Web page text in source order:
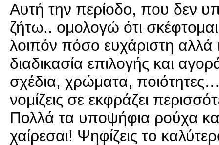
Αυτή την περίοδο, που δεν
ζήτω.. ομολογώ ότι
λοιπόν πόσο ευχάριστη
διαδικασία επιλογής και
σχέδια, χρώματα, ποιότητες…
νομίζεις σε εκφράζει
Πολλά τα υποψήφια ρούχα
χαίρεσαι! Ψηφίζεις το